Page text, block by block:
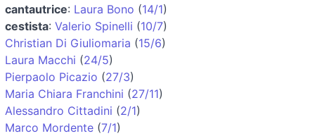
cantautrice: Laura Bono (14/1)
cestista: Valerio Spinelli (10/7)
Christian Di Giuliomaria (15/6)
Laura Macchi (24/5)
Pierpaolo Picazio (27/3)
Maria Chiara Franchini (27/11)
Alessandro Cittadini (2/1)
Marco Mordente (7/1)